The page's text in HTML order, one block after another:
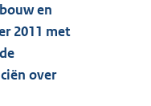
en
2011 met
over